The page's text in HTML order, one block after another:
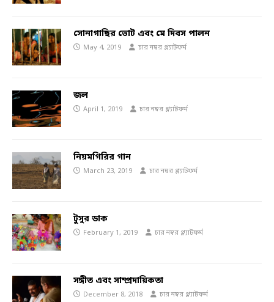
সোনাগাছির ভোট এবং মে দিবস পালন
May 4, 2019 চার নম্বর প্ল্যাটফর্ম
জল
April 1, 2019 চার নম্বর প্ল্যাটফর্ম
নিয়মগিরির গান
March 23, 2019 চার নম্বর প্ল্যাটফর্ম
টুসুর ডাক
February 1, 2019 চার নম্বর প্ল্যাটফর্ম
সঙ্গীত এবং সাম্প্রদায়িকতা
December 8, 2018 চার নম্বর প্ল্যাটফর্ম